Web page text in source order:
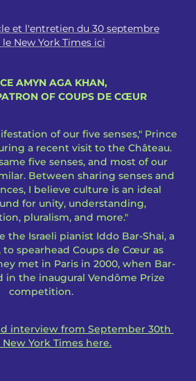
et l'entretien du 30 septembre
New York Times ici
AMYN AGA KHAN,
OF COUPS DE CŒUR
of our five senses," Prince
a recent visit to the Château.
five senses, and most of our
Between sharing senses and
I believe culture is an ideal
for unity, understanding,
pluralism, and more."
the Israeli pianist Iddo Bar-Shai, a
spearhead Coups de Cœur as
met in Paris in 2000, when Bar-
in the inaugural Vendôme Prize
competition.
interview from September 30th
York Times here.